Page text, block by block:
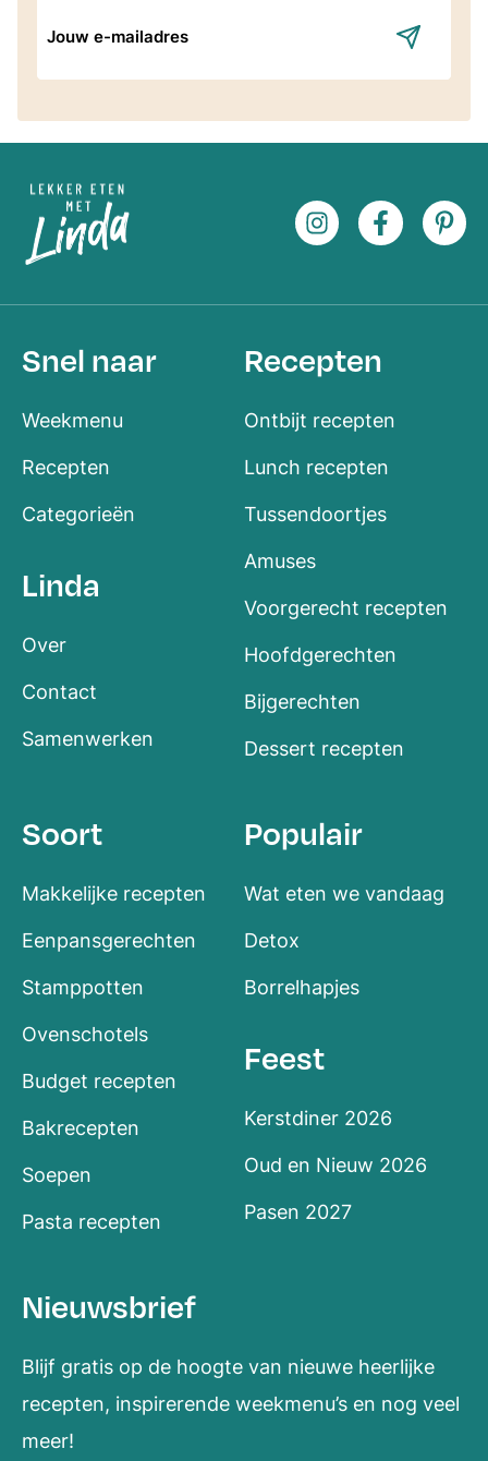
mailadres
Snel naar
Weekmenu
Recepten
Categorieën
Linda
Over
Contact
Samenwerken
Recepten
Ontbijt recepten
Lunch recepten
Tussendoortjes
Amuses
Voorgerecht recepten
Hoofdgerechten
Bijgerechten
Dessert recepten
Soort
Makkelijke recepten
Eenpansgerechten
Stamppotten
Ovenschotels
Budget recepten
Bakrecepten
Soepen
Pasta recepten
Populair
Wat eten we vandaag
Detox
Borrelhapjes
Feest
Kerstdiner 2026
Oud en Nieuw 2026
Pasen 2027
Nieuwsbrief
Blijf gratis op de hoogte van nieuwe heerlijke
recepten, inspirerende weekmenu’s en nog veel
meer!